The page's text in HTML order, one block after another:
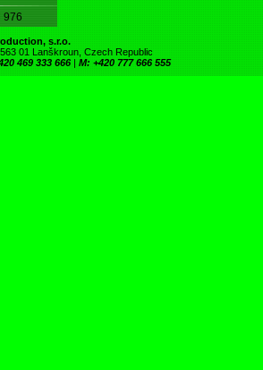
976
s.r.o.
01 Lanškroun, Czech Republic
469 333 666 | M: +420 777 666 555